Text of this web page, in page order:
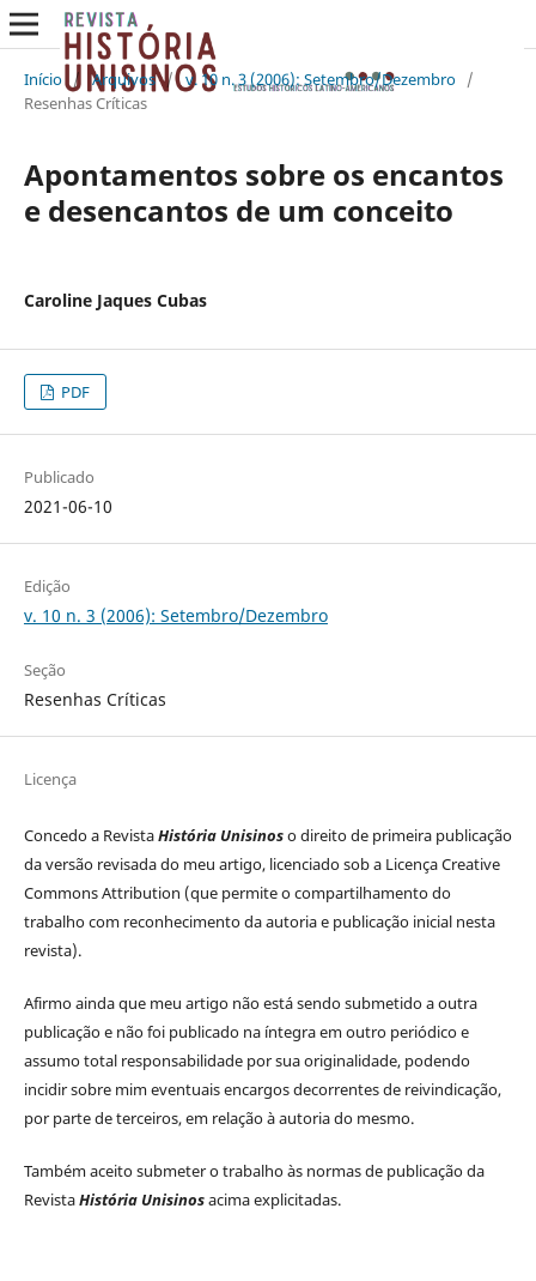
Início / Arquivos / v. 10 n. 3 (2006): Setembro/Dezembro /
Resenhas Críticas
Apontamentos sobre os encantos
e desencantos de um conceito
Caroline Jaques Cubas
PDF
Publicado
2021-06-10
Edição
v. 10 n. 3 (2006): Setembro/Dezembro
Seção
Resenhas Críticas
Licença
Concedo a RevistaHistória Unisinoso direito de primeira publicação
da versão revisada do meu artigo, licenciado sob a Licença Creative
Commons Attribution (que permite o compartilhamento do
trabalho com reconhecimento da autoria e publicação inicial nesta
revista).
Afirmo ainda que meu artigo não está sendo submetido a outra
publicação e não foi publicado na íntegra em outro periódico e
assumo total responsabilidade por sua originalidade, podendo
incidir sobre mim eventuais encargos decorrentes de reivindicação,
por parte de terceiros, em relação à autoria do mesmo.
Também aceito submeter o trabalho às normas de publicação da
RevistaHistória Unisinosacima explicitadas.